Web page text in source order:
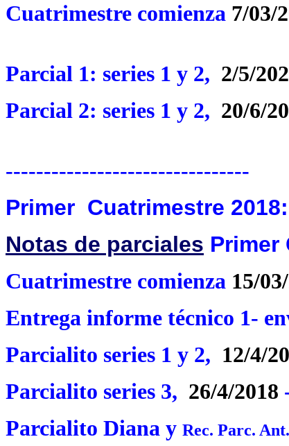
Cuatrimestre comienza 7/03/
Parcial 1: series 1 y 2, 2/5/
Parcial 2: series 1 y 2, 20/6/
--------------------------------
Primer Cuatrimestre 2018:
Notas de parciales Primer
Cuatrimestre comienza 15/
Entrega informe técnico 1-
Parcialito series 1 y 2, 12/4/
Parcialito series 3, 26/4/2018
Parcialito Diana y Rec. Parc.